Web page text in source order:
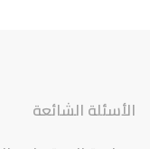
الأسئلة الشائعة